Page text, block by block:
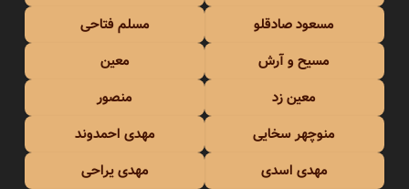
مسعود صادقلو
مسلم فتاحی
مسیح و آرش
معین
معین زد
منصور
منوچهر سخایی
مهدی احمدوند
مهدی اسدی
مهدی یراحی